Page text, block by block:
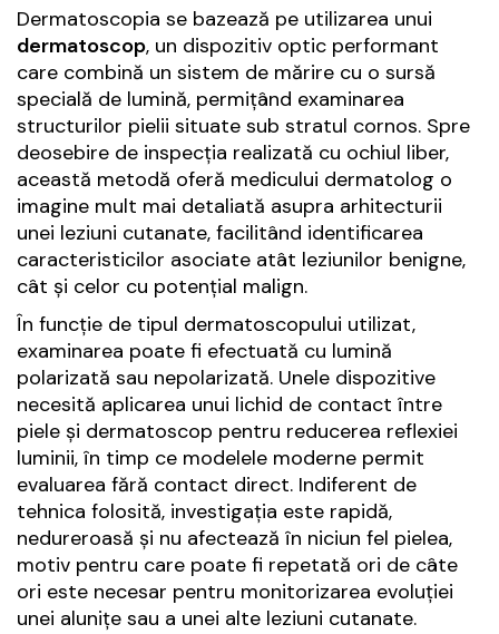
Dermatoscopia se bazează pe utilizarea unui
dermatoscop, un dispozitiv optic performant
care combină un sistem de mărire cu o sursă
specială de lumină, permițând examinarea
structurilor pielii situate sub stratul cornos. Spre
deosebire de inspecția realizată cu ochiul liber,
această metodă oferă medicului dermatolog o
imagine mult mai detaliată asupra arhitecturii
unei leziuni cutanate, facilitând identificarea
caracteristicilor asociate atât leziunilor benigne,
cât și celor cu potențial malign.
În funcție de tipul dermatoscopului utilizat,
examinarea poate fi efectuată cu lumină
polarizată sau nepolarizată. Unele dispozitive
necesită aplicarea unui lichid de contact între
piele și dermatoscop pentru reducerea reflexiei
luminii, în timp ce modelele moderne permit
evaluarea fără contact direct. Indiferent de
tehnica folosită, investigația este rapidă,
nedureroasă și nu afectează în niciun fel pielea,
motiv pentru care poate fi repetată ori de câte
ori este necesar pentru monitorizarea evoluției
unei alunițe sau a unei alte leziuni cutanate.